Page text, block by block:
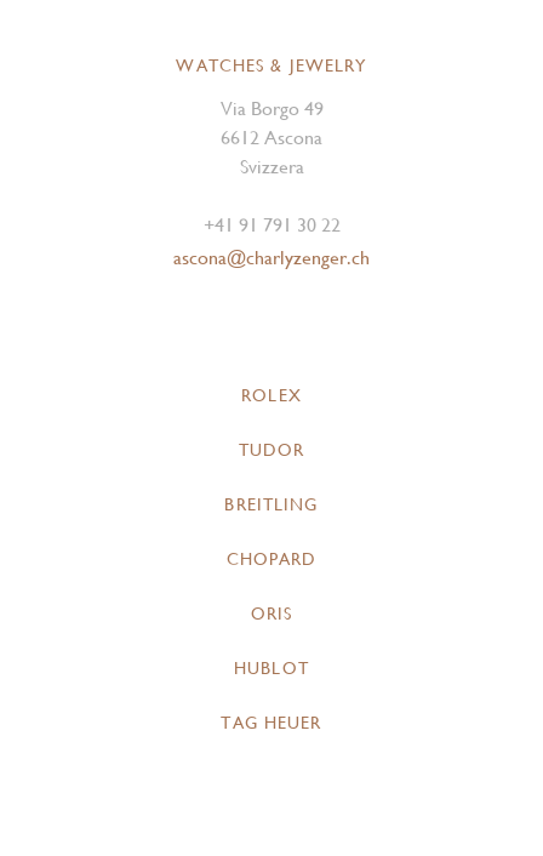
WATCHES & JEWELRY
Via Borgo 49
6612 Ascona
Svizzera
+41 91 791 30 22
ascona@charlyzenger.ch
ROLEX
TUDOR
BREITLING
CHOPARD
ORIS
HUBLOT
TAG HEUER